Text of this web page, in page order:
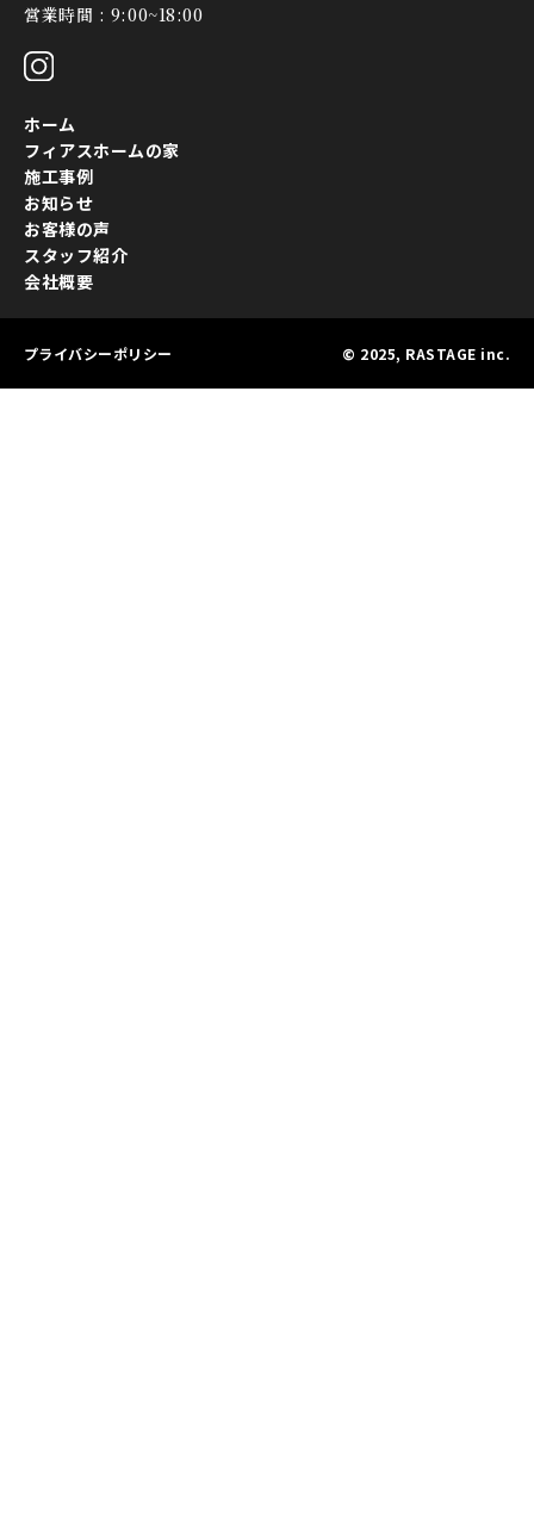
営業時間 : 9:00~18:00
ホーム
フィアスホームの家
施工事例
お知らせ
お客様の声
スタッフ紹介
会社概要
プライバシーポリシー © 2025, RASTAGE inc.